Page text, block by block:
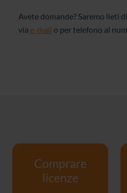
Avete domande? Saremo lieti
via e-mail o per telefono al
Comprare
licenze